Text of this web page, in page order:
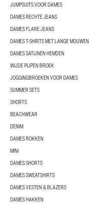
JUMPSUITS VOOR DAMES
DAMES RECHTE JEANS
DAMES FLARE JEANS
DAMES T-SHIRTS MET LANGE MOUWEN
DAMES SATIJNEN HEMDEN
WIJDE PIJPEN BROEK
JOGGINGBROEKEN VOOR DAMES
SUMMER SETS
SHORTS
BEACHWEAR
DENIM
DAMES ROKKEN
MINI
DAMES SHORTS
DAMES SWEATSHIRTS
DAMES VESTEN & BLAZERS
DAMES HAKKEN